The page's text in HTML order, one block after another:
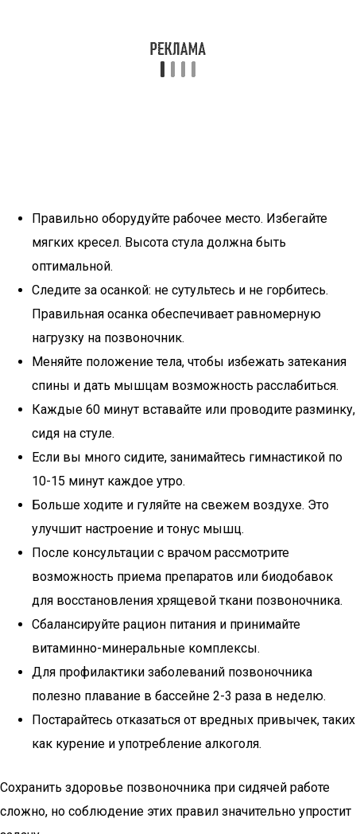
Правильно оборудуйте рабочее место. Избегайте
мягких кресел. Высота стула должна быть
оптимальной.
Следите за осанкой: не сутультесь и не горбитесь.
Правильная осанка обеспечивает равномерную
нагрузку на позвоночник.
Меняйте положение тела, чтобы избежать затекания
спины и дать мышцам возможность расслабиться.
Каждые 60 минут вставайте или проводите разминку,
сидя на стуле.
Если вы много сидите, занимайтесь гимнастикой по
10-15 минут каждое утро.
Больше ходите и гуляйте на свежем воздухе. Это
улучшит настроение и тонус мышц.
После консультации с врачом рассмотрите
возможность приема препаратов или биодобавок
для восстановления хрящевой ткани позвоночника.
Сбалансируйте рацион питания и принимайте
витаминно-минеральные комплексы.
Для профилактики заболеваний позвоночника
полезно плавание в бассейне 2-3 раза в неделю.
Постарайтесь отказаться от вредных привычек, таких
как курение и употребление алкоголя.
Сохранить здоровье позвоночника при сидячей работе
сложно, но соблюдение этих правил значительно упростит